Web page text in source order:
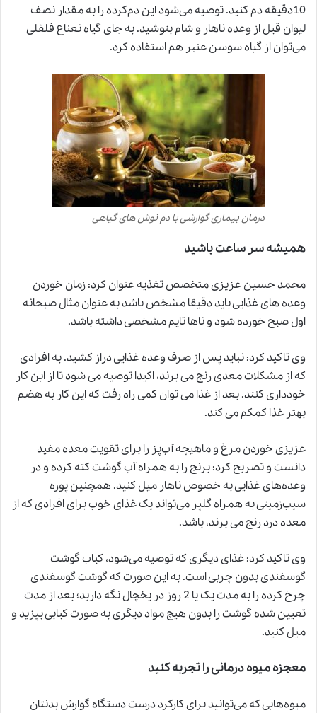
10‌دقیقه دم کنید. توصیه می‌شود این دم‌کرده را به مقدار نصف
لیوان قبل از وعده ناهار و شام بنوشید. به‌ جای گیاه نعناع فلفلی
می‌توان از گیاه سوسن عنبر هم استفاده کرد.
درمان بیماری گوارشی با دم نوش های گیاهی
همیشه سر ساعت باشید
محمد حسین عزیزی متخصص تغذیه عنوان کرد: زمان خوردن
وعده های غذایی باید دقیقا مشخص باشد به عنوان مثال صبحانه
اول صبح خورده شود و ناها تایم مشخصی داشته باشد.
وی تاکید کرد: نباید پس از صرف وعده غذایی دراز کشید. به افرادی
که از مشکلات معدی رنج می برند، اکیدا توصیه می شود تا از این کار
خودداری کنند. بعد از غذا می توان کمی راه رفت که این کار به هضم
بهتر غذا کمکم می کند.
عزیزی خوردن مرغ و ماهیچه آب‌پز را برای تقویت معده مفید
دانست و تصریح کرد: برنج را به‌ همراه آب گوشت کته کرده و در
وعده‌های غذایی به‌ خصوص ناهار میل کنید. همچنین پوره
سیب‌زمینی به‌ همراه گلپر می‌تواند یک غذای خوب برای افرادی که از
معده درد رنج می برند، باشد.
وی تاکید کرد: غذای دیگری که توصیه می‌شود، کباب گوشت
گوسفندی بدون چربی است. به این صورت که گوشت گوسفندی
چرخ‌ کرده را به مدت یک یا 2 روز در یخچال نگه دارید؛ بعد از مدت
تعیین شده گوشت را بدون هیچ مواد دیگری به‌ صورت کبابی بپزید و
میل کنید.
معجزه میوه درمانی را تجربه کنید
میوه‌هایی که می‌توانید برای کارکرد درست دستگاه گوارش بدنتان